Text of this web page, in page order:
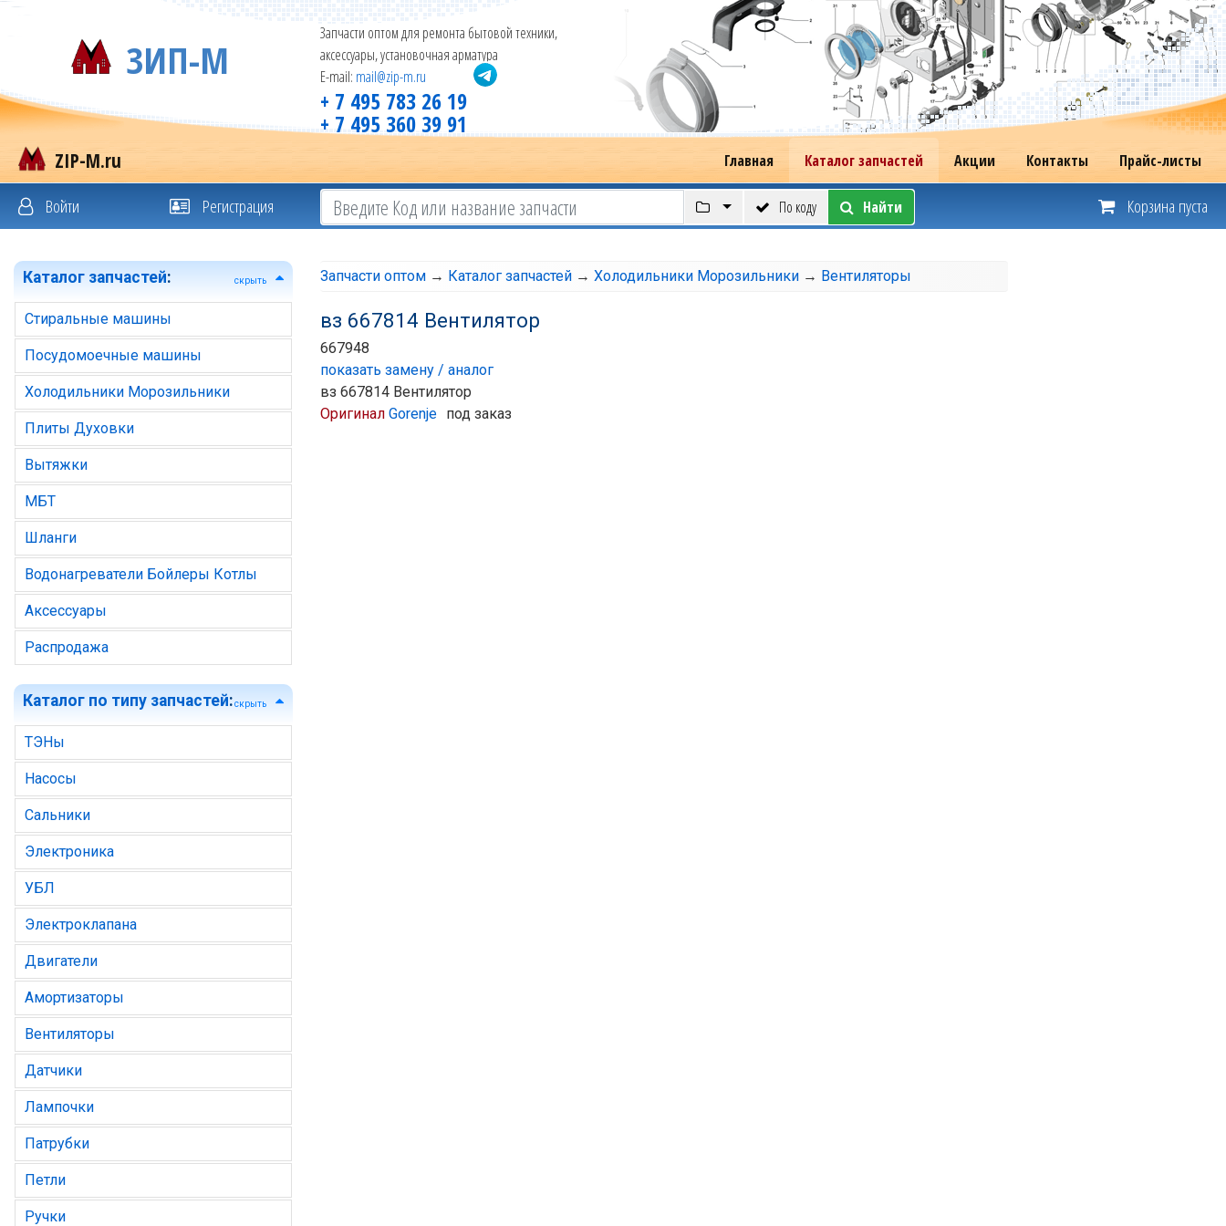
ЗИП-М
Запчасти оптом для ремонта бытовой техники,
аксессуары, установочная арматура
E-mail: mail@zip-m.ru
+ 7 495 783 26 19
+ 7 495 360 39 91
ZIP-M.ru Главная Каталог запчастей Акции Контакты Прайс-листы
Войти Регистрация По коду Найти Корзина пуста
Каталог запчастей: скрыть
Стиральные машины
Посудомоечные машины
Холодильники Морозильники
Плиты Духовки
Вытяжки
МБТ
Шланги
Водонагреватели Бойлеры Котлы
Аксессуары
Распродажа
Каталог по типу запчастей:скрыть
ТЭНы
Насосы
Сальники
Электроника
УБЛ
Электроклапана
Двигатели
Амортизаторы
Вентиляторы
Датчики
Лампочки
Патрубки
Петли
Ручки
Запчасти оптом → Каталог запчастей → Холодильники Морозильники → Вентиляторы
вз 667814 Вентилятор
667948
показать замену / аналог
вз 667814 Вентилятор
Оригинал Gorenje под заказ